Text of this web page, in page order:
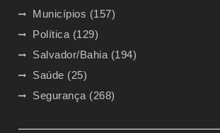
Municípios (157)
Política (129)
Salvador/Bahia (194)
Saúde (25)
Segurança (268)